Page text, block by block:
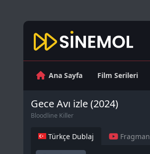
Ana Sayfa Film Serileri
Gece Avı izle (2024)
Bloodline Killer
Türkçe Dublaj Fragman